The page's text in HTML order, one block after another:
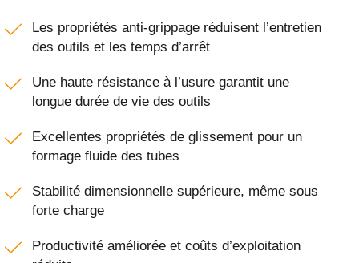
Les propriétés anti-grippage réduisent l’entretien
des outils et les temps d’arrêt
Une haute résistance à l’usure garantit une
longue durée de vie des outils
Excellentes propriétés de glissement pour un
formage fluide des tubes
Stabilité dimensionnelle supérieure, même sous
forte charge
Productivité améliorée et coûts d’exploitation